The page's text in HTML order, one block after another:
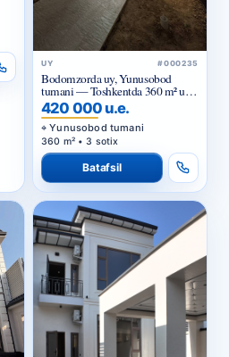
UY #000235
Bodomzorda uy, Yunusobod
tumani — Toshkentda 360 m² uy
sotib olish, sifatli ta’mir bilan
420 000 u.e.
Yunusobod tumani
360 m² • 3 sotix
Batafsil